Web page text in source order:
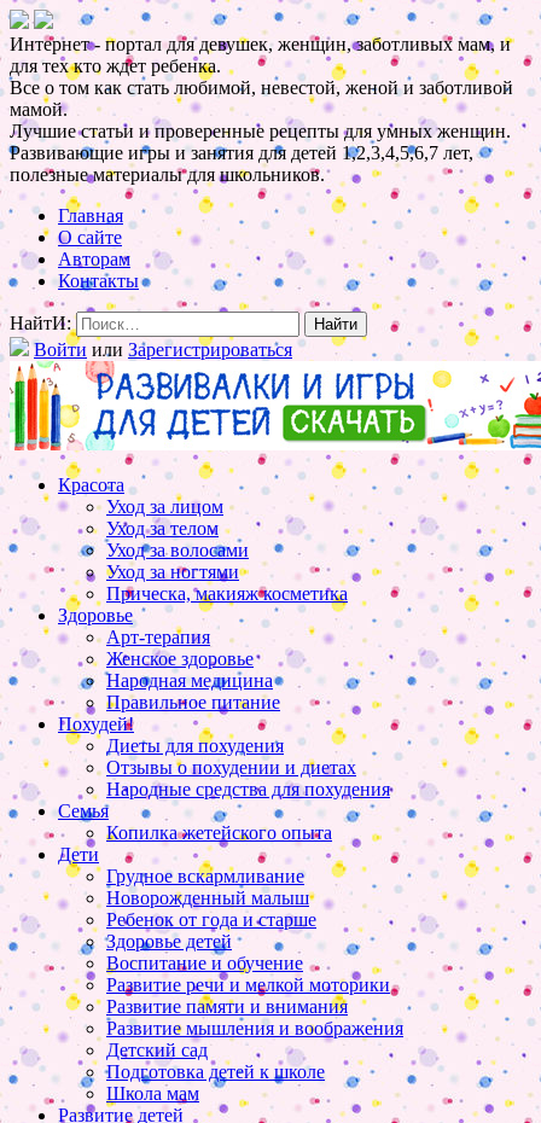
Интернет - портал для девушек, женщин, заботливых мам, и
для тех кто ждет ребенка.
Все о том как стать любимой, невестой, женой и заботливой
мамой.
Лучшие статьи и проверенные рецепты для умных женщин.
Развивающие игры и занятия для детей 1,2,3,4,5,6,7 лет,
полезные материалы для школьников.
Главная
О сайте
Авторам
Контакты
НайтИ:
Войти или Зарегистрироваться
Красота
Уход за лицом
Уход за телом
Уход за волосами
Уход за ногтями
Прическа, макияж косметика
Здоровье
Арт-терапия
Женское здоровье
Народная медицина
Правильное питание
Похудей!
Диеты для похудения
Отзывы о похудении и диетах
Народные средства для похудения
Семья
Копилка жетейского опыта
Дети
Грудное вскармливание
Новорожденный малыш
Ребенок от года и старше
Здоровье детей
Воспитание и обучение
Развитие речи и мелкой моторики
Развитие памяти и внимания
Развитие мышления и воображения
Детский сад
Подготовка детей к школе
Школа мам
Развитие детей